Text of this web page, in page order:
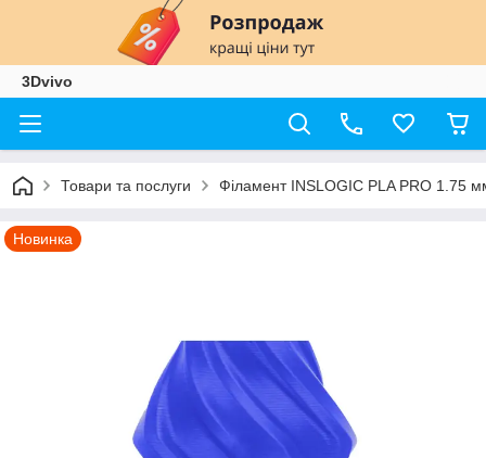
3Dvivo
Товари та послуги Філамент INSLOGIC PLA PRO 1.75
Новинка